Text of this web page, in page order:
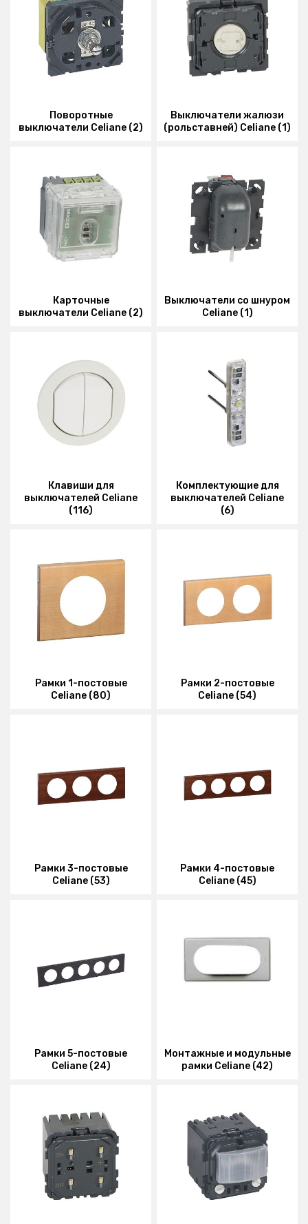
Поворотные
выключатели Celiane (2)
Выключатели жалюзи
(рольставней) Celiane (1)
Карточные
выключатели Celiane (2)
Выключатели со шнуром
Celiane (1)
Клавиши для
выключателей Celiane
(116)
Комплектующие для
выключателей Celiane
(6)
Рамки 1-постовые
Celiane (80)
Рамки 2-постовые
Celiane (54)
Рамки 3-постовые
Celiane (53)
Рамки 4-постовые
Celiane (45)
Рамки 5-постовые
Celiane (24)
Монтажные и модульные
рамки Celiane (42)